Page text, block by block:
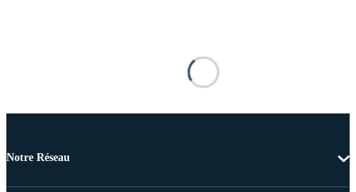
Notre Réseau